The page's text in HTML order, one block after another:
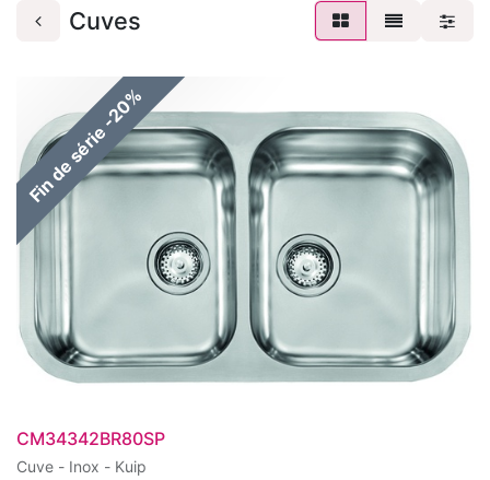
Cuves
Fin de série -20%
CM34342BR80SP
Cuve - Inox - Kuip